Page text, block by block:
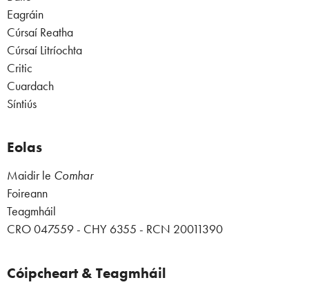
Eagráin
Cúrsaí Reatha
Cúrsaí Litríochta
Critic
Cuardach
Síntiús
Eolas
Maidir le Comhar
Foireann
Teagmháil
CRO 047559 - CHY 6355 - RCN 20011390
Cóipcheart & Teagmháil